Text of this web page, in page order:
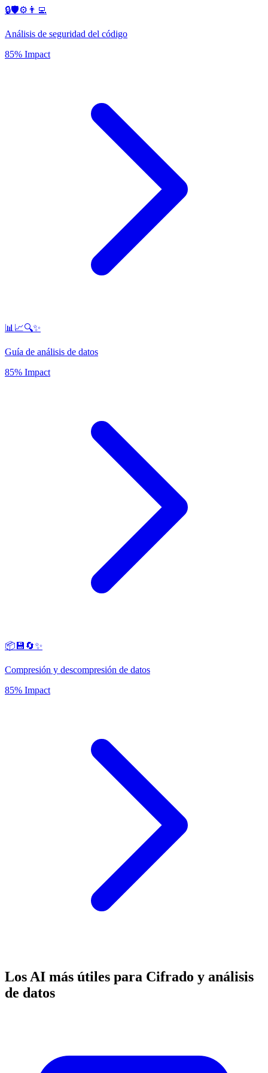
🔒🛡️⚙️👨‍💻
Análisis de seguridad del código
85% Impact
📊📈🔍✨
Guía de análisis de datos
85% Impact
📦💾🔄✨
Compresión y descompresión de datos
85% Impact
Los AI más útiles para Cifrado y análisis
de datos